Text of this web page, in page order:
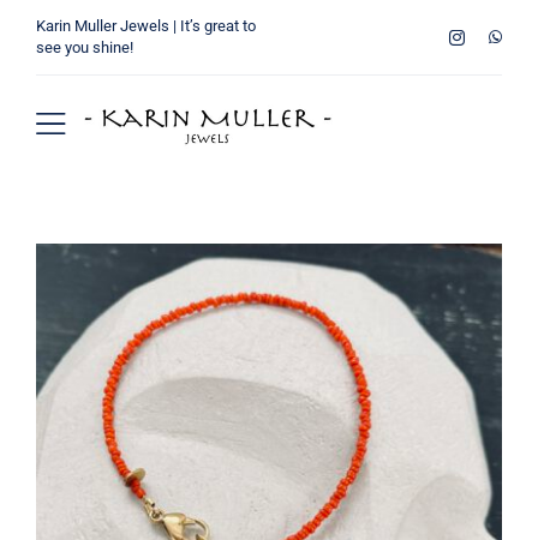
naar
Karin Muller Jewels | It’s great to
see you shine!
Toggle
Wie ben ik
Collectie
Verkooppunten
Winkelmand
Contact